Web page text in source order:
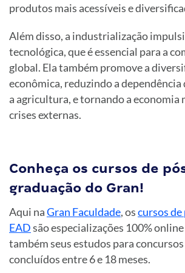
produtos mais acessíveis e
Além disso, a industrialização
tecnológica, que é essencial para a
global. Ela também promove a
econômica, reduzindo a dependência
a agricultura, e tornando a economia
crises externas.
Conheça os cursos de
graduação do Gran!
Aqui naGran Faculdade, oscursos
EADsão especializações 100%
também seus estudos para
concluídos entre 6 e 18 meses.